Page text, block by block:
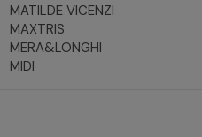
MATILDE VICENZI
MAXTRIS
MERA&LONGHI
MIDI